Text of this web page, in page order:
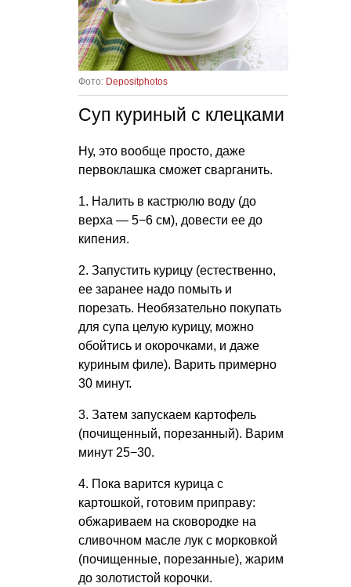
Фото: Depositphotos
Суп куриный с клецками
Ну, это вообще просто, даже
первоклашка сможет сварганить.
1. Налить в кастрюлю воду (до
верха — 5−6 см), довести ее до
кипения.
2. Запустить курицу (естественно,
ее заранее надо помыть и
порезать. Необязательно покупать
для супа целую курицу, можно
обойтись и окорочками, и даже
куриным филе). Варить примерно
30 минут.
3. Затем запускаем картофель
(почищенный, порезанный). Варим
минут 25−30.
4. Пока варится курица с
картошкой, готовим приправу:
обжариваем на сковородке на
сливочном масле лук с морковкой
(почищенные, порезанные), жарим
до золотистой корочки.